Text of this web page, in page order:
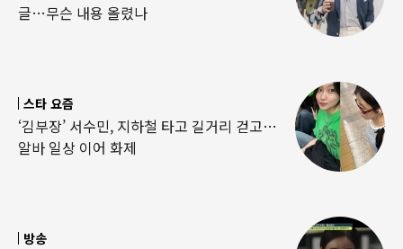
글…무슨 내용 올렸나
스타 요즘
‘김부장’ 서수민, 지하철 타고 길거리 걷고…
알바 일상 이어 화제
방송